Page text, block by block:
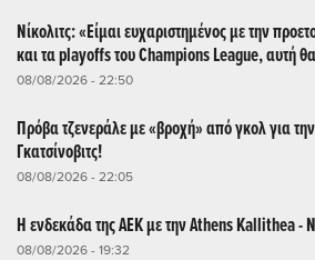
Νίκολιτς: «Είμαι ευχαριστημένος με την
και τα playoffs του Champions League, αυτή
08/08/2026 - 22:50
Πρόβα τζενεράλε με «βροχή» από γκολ για
Γκατσίνοβιτς!
08/08/2026 - 22:05
Η ενδεκάδα της ΑΕΚ με την Athens Kallithea -
08/08/2026 - 19:32